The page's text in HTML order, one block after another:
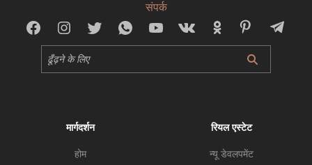
संपर्क
मार्गदर्शन
होम
रियल एस्टेट
न्यू डेवलपमेंट